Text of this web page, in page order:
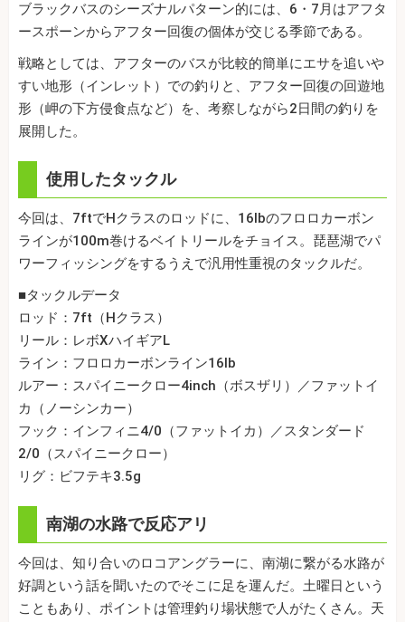
ブラックバスのシーズナルパターン的には、6・7月はアフタ
ースポーンからアフター回復の個体が交じる季節である。
戦略としては、アフターのバスが比較的簡単にエサを追いや
すい地形（インレット）での釣りと、アフター回復の回遊地
形（岬の下方侵食点など）を、考察しながら2日間の釣りを
展開した。
使用したタックル
今回は、7ftでHクラスのロッドに、16lbのフロロカーボン
ラインが100m巻けるベイトリールをチョイス。琵琶湖でパ
ワーフィッシングをするうえで汎用性重視のタックルだ。
■タックルデータ
ロッド：7ft（Hクラス）
リール：レボXハイギアL
ライン：フロロカーボンライン16lb
ルアー：スパイニークロー4inch（ボスザリ）／ファットイ
カ（ノーシンカー）
フック：インフィニ4/0（ファットイカ）／スタンダード
2/0（スパイニークロー）
リグ：ビフテキ3.5g
南湖の水路で反応アリ
今回は、知り合いのロコアングラーに、南湖に繋がる水路が
好調という話を聞いたのでそこに足を運んだ。土曜日という
こともあり、ポイントは管理釣り場状態で人がたくさん。天